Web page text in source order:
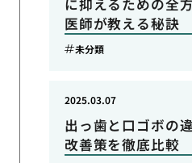
医師が教える秘訣
未分類
出っ歯と口ゴボの
改善策を徹底比較
2025.03.07